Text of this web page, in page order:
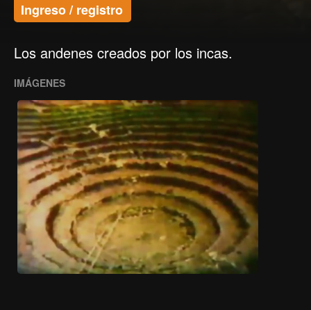
Ingreso / registro
Los andenes creados por los incas.
IMÁGENES